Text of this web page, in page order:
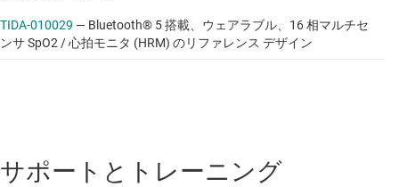
TIDA-010029 — Bluetooth® 5 搭載、ウェアラブル、16 相マルチセ
ンサ SpO2 / 心拍モニタ (HRM) のリファレンス デザイン
サポートとトレーニング